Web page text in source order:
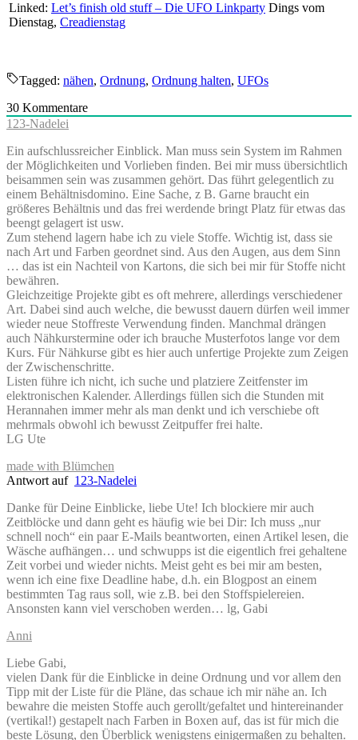
Linked: Let’s finish old stuff – Die UFO Linkparty Dings vom
Dienstag, Creadienstag
Tagged: nähen, Ordnung, Ordnung halten, UFOs
30 Kommentare
123-Nadelei
Ein aufschlussreicher Einblick. Man muss sein System im Rahmen
der Möglichkeiten und Vorlieben finden. Bei mir muss übersichtlich
beisammen sein was zusammen gehört. Das führt gelegentlich zu
einem Behältnisdomino. Eine Sache, z B. Garne braucht ein
größeres Behältnis und das frei werdende bringt Platz für etwas das
beengt gelagert ist usw.
Zum stehend lagern habe ich zu viele Stoffe. Wichtig ist, dass sie
nach Art und Farben geordnet sind. Aus den Augen, aus dem Sinn
… das ist ein Nachteil von Kartons, die sich bei mir für Stoffe nicht
bewähren.
Gleichzeitige Projekte gibt es oft mehrere, allerdings verschiedener
Art. Dabei sind auch welche, die bewusst dauern dürfen weil immer
wieder neue Stoffreste Verwendung finden. Manchmal drängen
auch Nähkurstermine oder ich brauche Musterfotos lange vor dem
Kurs. Für Nähkurse gibt es hier auch unfertige Projekte zum Zeigen
der Zwischenschritte.
Listen führe ich nicht, ich suche und platziere Zeitfenster im
elektronischen Kalender. Allerdings füllen sich die Stunden mit
Herannahen immer mehr als man denkt und ich verschiebe oft
mehrmals obwohl ich bewusst Zeitpuffer frei halte.
LG Ute
made with Blümchen
Antwort auf 123-Nadelei
Danke für Deine Einblicke, liebe Ute! Ich blockiere mir auch
Zeitblöcke und dann geht es häufig wie bei Dir: Ich muss „nur
schnell noch“ ein paar E-Mails beantworten, einen Artikel lesen, die
Wäsche aufhängen… und schwupps ist die eigentlich frei gehaltene
Zeit vorbei und wieder nichts. Meist geht es bei mir am besten,
wenn ich eine fixe Deadline habe, d.h. ein Blogpost an einem
bestimmten Tag raus soll, wie z.B. bei den Stoffspielereien.
Ansonsten kann viel verschoben werden… lg, Gabi
Anni
Liebe Gabi,
vielen Dank für die Einblicke in deine Ordnung und vor allem den
Tipp mit der Liste für die Pläne, das schaue ich mir nähe an. Ich
bewahre die meisten Stoffe auch gerollt/gefaltet und hintereinander
(vertikal!) gestapelt nach Farben in Boxen auf, das ist für mich die
beste Lösung, den Überblick wenigstens einigermaßen zu behalten.